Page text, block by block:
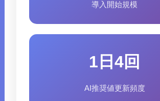
導入開始規模
1日4回
AI推奨値更新頻度